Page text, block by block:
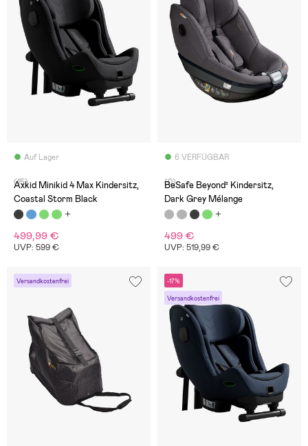
Auf Lager
(15)
Axkid Minikid 4 Max Kindersitz,
Coastal Storm Black
499,99 €
UVP: 599 €
6 VERFÜGBAR
(0)
BeSafe Beyond² Kindersitz,
Dark Grey Mélange
499 €
UVP: 519,99 €
Versandkostenfrei -17%
Versandkostenfrei